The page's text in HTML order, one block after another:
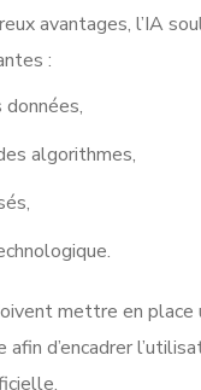
avantages, l’IA
:
algorithmes,
mettre en place
afin d’encadrer